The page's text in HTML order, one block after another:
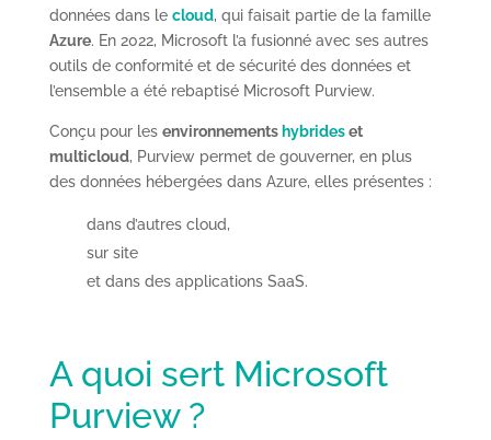
données dans le cloud, qui faisait partie de la famille
Azure. En 2022, Microsoft l’a fusionné avec ses autres
outils de conformité et de sécurité des données et
l’ensemble a été rebaptisé Microsoft Purview.
Conçu pour les environnements hybrideset
multicloud, Purview permet de gouverner, en plus
des données hébergées dans Azure, elles présentes :
dans d’autres cloud,
sur site
et dans des applications SaaS.
A quoi sert Microsoft
Purview ?